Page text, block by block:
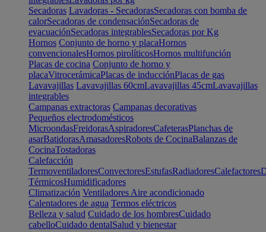
Secadoras Lavadoras - SecadorasSecadoras con bomba de
calorSecadoras de condensaciónSecadoras de
evacuaciónSecadoras integrablesSecadoras por Kg
Hornos Conjunto de horno y placaHornos
convencionalesHornos pirolíticosHornos multifunción
Placas de cocina Conjunto de horno y
placaVitrocerámicaPlacas de inducciónPlacas de gas
Lavavajillas Lavavajillas 60cmLavavajillas 45cmLavavajillas
integrables
Campanas extractoras Campanas decorativas
Pequeños electrodomésticos
MicroondasFreidorasAspiradoresCafeterasPlanchas de
asarBatidorasAmasadoresRobots de CocinaBalanzas de
CocinaTostadoras
Calefacción
TermoventiladoresConvectoresEstufasRadiadoresCalefactores
TérmicosHumidificadores
Climatización Ventiladores Aire acondicionado
Calentadores de agua Termos eléctricos
Belleza y salud Cuidado de los hombresCuidado
cabelloCuidado dentalSalud y bienestar